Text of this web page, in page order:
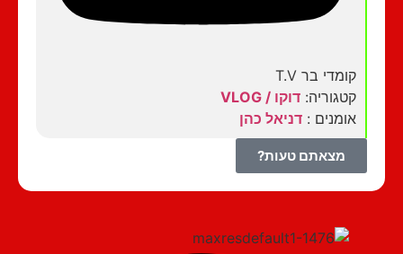
קומדי בר T.V
קטגוריה:דוקו / VLOG
אומנים :דניאל כהן
מצאתם טעות?